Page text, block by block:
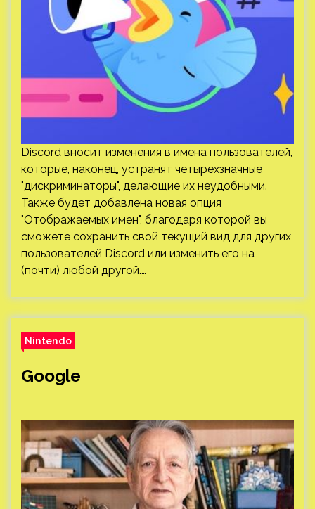
Discord вносит изменения в имена пользователей,
которые, наконец, устранят четырехзначные
"дискриминаторы", делающие их неудобными.
Также будет добавлена новая опция
"Отображаемых имен", благодаря которой вы
сможете сохранить свой текущий вид для других
пользователей Discord или изменить его на
(почти) любой другой.…
Nintendo
Google